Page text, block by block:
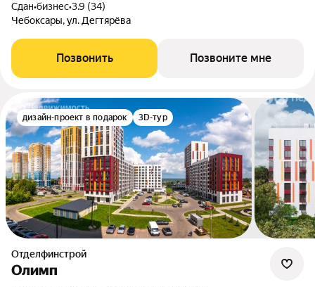
Сдан•бизнес•3.9 (34)
Чебоксары, ул. Дегтярёва
Позвонить Позвоните мне
дизайн-проект в подарок 3D-тур
Отделфинстрой
Олимп